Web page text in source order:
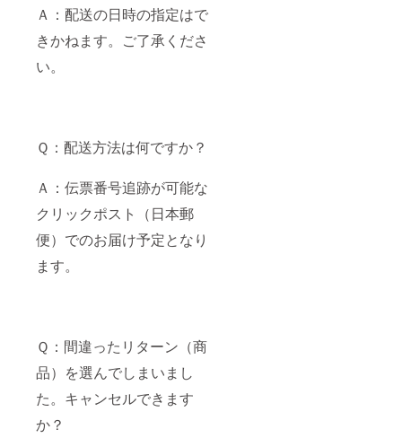
Ａ：配送の日時の指定はで
きかねます。ご了承くださ
い。
Ｑ：配送方法は何ですか？
Ａ：伝票番号追跡が可能な
クリックポスト（日本郵
便）でのお届け予定となり
ます。
Ｑ：間違ったリターン（商
品）を選んでしまいまし
た。キャンセルできます
か？